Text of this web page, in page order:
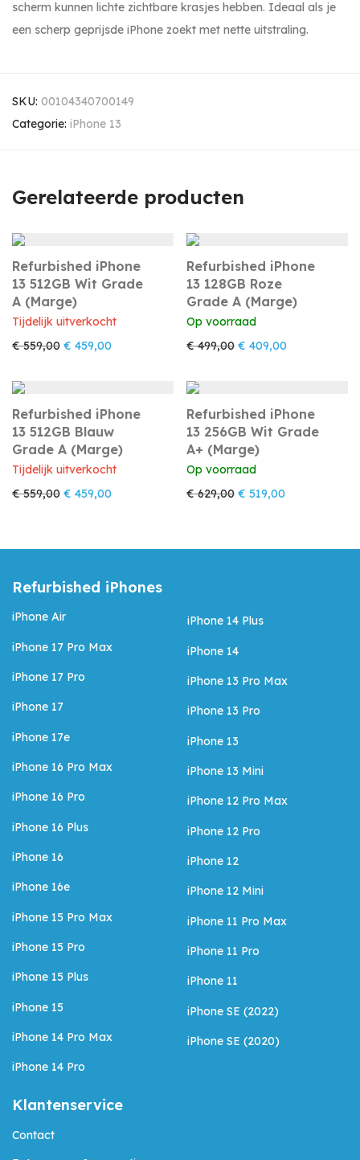
scherm kunnen lichte zichtbare krasjes hebben. Ideaal als je
een scherp geprijsde iPhone zoekt met nette uitstraling.
SKU: 00104340700149
Categorie: iPhone 13
Gerelateerde producten
Refurbished iPhone
13 512GB Wit Grade
A (Marge)
Tijdelijk uitverkocht
€559,00 Oorspronkelijke prijs was: € 559,00.
€ 459,00 Huidige prijs is: € 459,00.
Refurbished iPhone
13 128GB Roze
Grade A (Marge)
Op voorraad
€499,00 Oorspronkelijke prijs
€ 409,00
Refurbished iPhone
13 512GB Blauw
Grade A (Marge)
Tijdelijk uitverkocht
€559,00 Oorspronkelijke prijs was: € 559,00.
€ 459,00 Huidige prijs is: € 459,00.
Refurbished iPhone
13 256GB Wit Grade
A+ (Marge)
Op voorraad
€629,00 Oorspronkelijke prijs
€ 519,00
Refurbished iPhones
iPhone Air
iPhone 17 Pro Max
iPhone 17 Pro
iPhone 17
iPhone 17e
iPhone 16 Pro Max
iPhone 16 Pro
iPhone 16 Plus
iPhone 16
iPhone 16e
iPhone 15 Pro Max
iPhone 15 Pro
iPhone 15 Plus
iPhone 15
iPhone 14 Pro Max
iPhone 14 Pro
iPhone 14 Plus
iPhone 14
iPhone 13 Pro Max
iPhone 13 Pro
iPhone 13
iPhone 13 Mini
iPhone 12 Pro Max
iPhone 12 Pro
iPhone 12
iPhone 12 Mini
iPhone 11 Pro Max
iPhone 11 Pro
iPhone 11
iPhone SE (2022)
iPhone SE (2020)
Klantenservice
Contact